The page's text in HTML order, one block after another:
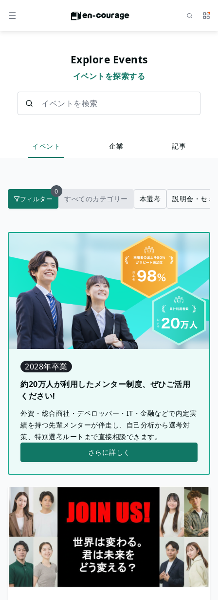
メニュー サ
Explore Events
イベントを探索する
イベント 企業 記事
フィルター
0
すべてのカテゴリー 本選考 説明会・セミ
2028年卒業
約20万人が利用したメンター制度、ぜひご活用
ください!
外資・総合商社・デベロッパー・IT・金融などで内定実
績を持つ先輩メンターが伴走し、自己分析から選考対
策、特別選考ルートまで直接相談できます。
さらに詳しく